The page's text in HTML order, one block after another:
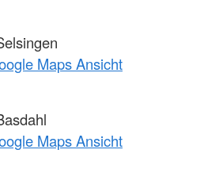
Maps Ansicht
Maps Ansicht